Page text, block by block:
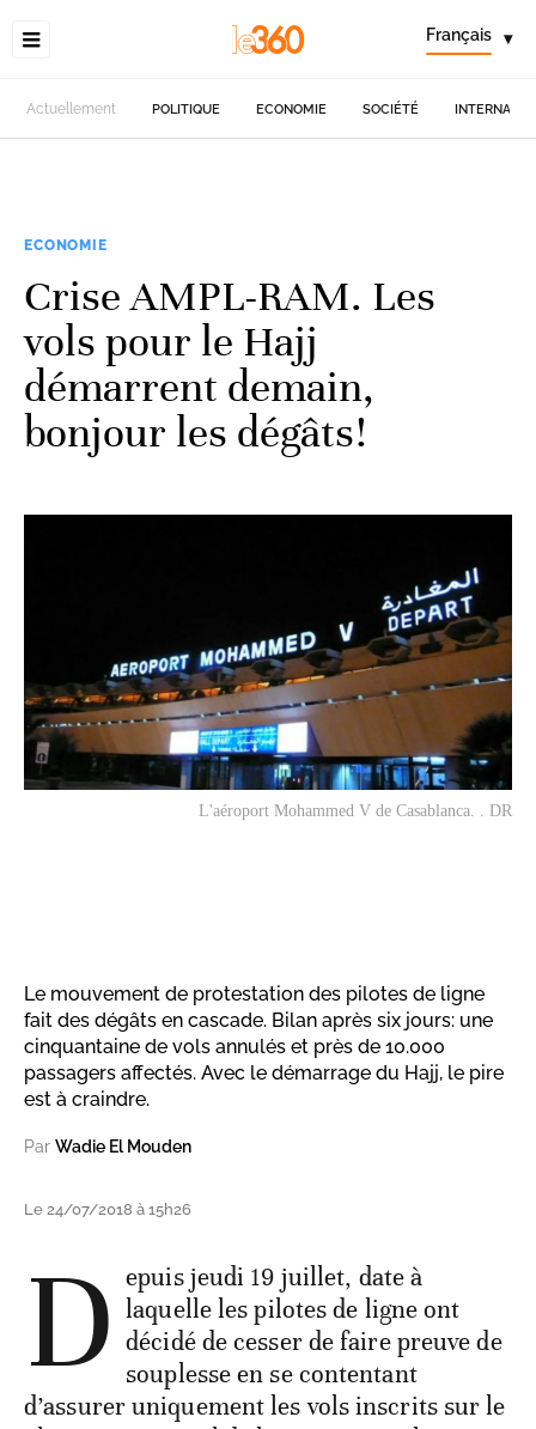
Français ▾
Actuellement POLITIQUE ECONOMIE SOCIÉTÉ
ECONOMIE
Crise AMPL-RAM. Les
vols pour le Hajj
démarrent demain,
bonjour les dégâts!
L'aéroport Mohammed V de Casablanca. . DR
Le mouvement de protestation des pilotes de ligne
fait des dégâts en cascade. Bilan après six jours: une
cinquantaine de vols annulés et près de 10.000
passagers affectés. Avec le démarrage du Hajj, le pire
est à craindre.
Par Wadie El Mouden
Le 24/07/2018 à 15h26
D epuis jeudi 19 juillet, date à
laquelle les pilotes de ligne ont
décidé de cesser de faire preuve de
souplesse en se contentant
d’assurer uniquement les vols inscrits sur le